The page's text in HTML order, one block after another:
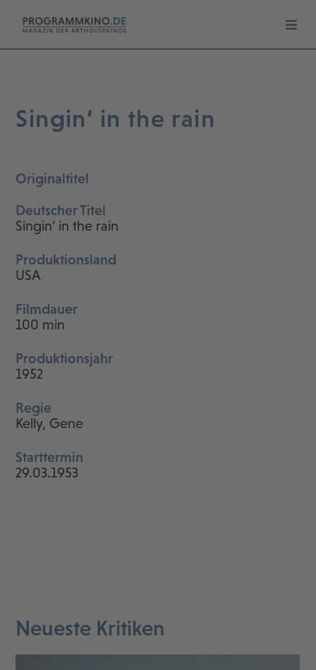
Singin‘ in the rain
Originaltitel
Deutscher Titel
Singin‘ in the rain
Produktionsland
USA
Filmdauer
100 min
Produktionsjahr
1952
Regie
Kelly, Gene
Starttermin
29.03.1953
Neueste Kritiken